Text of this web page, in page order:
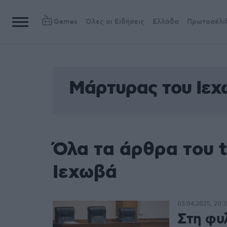
Games Όλες οι Ειδήσεις Ελλάδα
Μάρτυρας του
Όλα τα άρθρα του
Ιεχωβά
Στη
03.04.2025,